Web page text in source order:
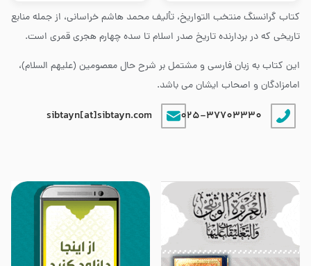
کتاب گرانسنگ منتخب التواريخ، تألیف محمد هاشم خراسانی، از جمله منابع
تاریخی که در بردارنده تاریخ صدر اسلام تا سده چهارم هجری قمری است.
این کتاب به زبان فارسی و مشتمل بر شرح حال معصومین (علیهم السلام)،
امامزادگان و اصحاب ایشان می باشد.
025-37703330
sibtayn[at]sibtayn.com